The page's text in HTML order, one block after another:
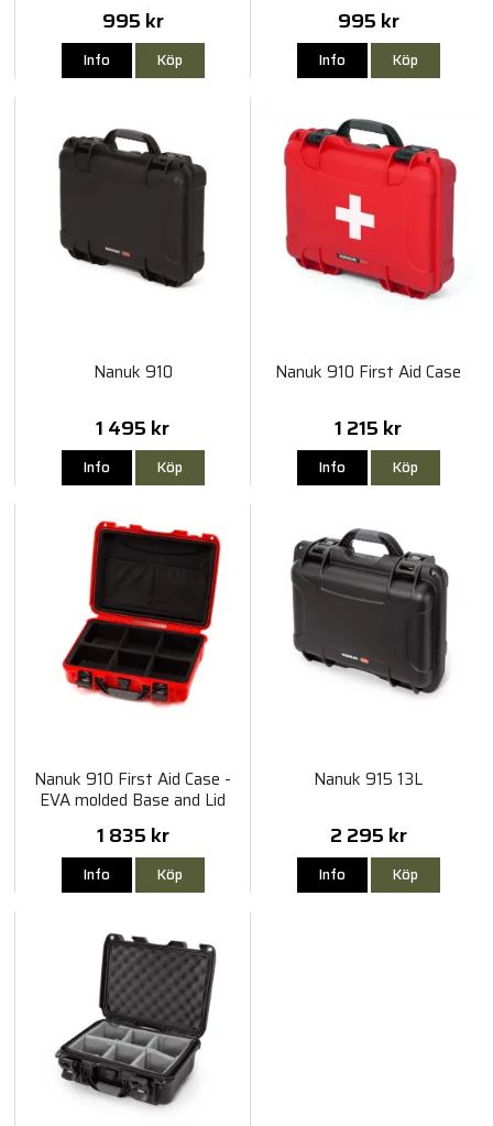
995 kr
Info Köp
995 kr
Info Köp
Nanuk 910
1 495 kr
Info Köp
Nanuk 910 First Aid Case
1 215 kr
Info Köp
Nanuk 910 First Aid Case -
EVA molded Base and Lid
1 835 kr
Info Köp
Nanuk 915 13L
2 295 kr
Info Köp